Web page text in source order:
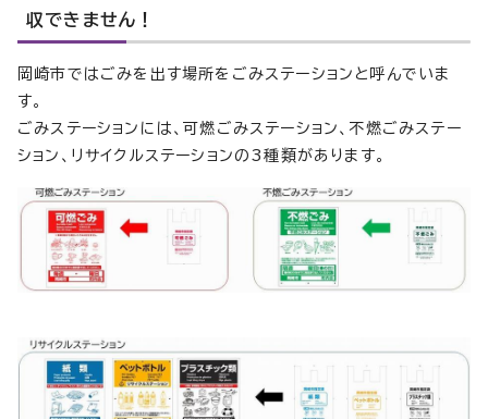
収できません！
岡崎市ではごみを出す場所をごみステーションと呼んでいま
す。
ごみステーションには、可燃ごみステーション、不燃ごみステー
ション、リサイクルステーションの3種類があります。